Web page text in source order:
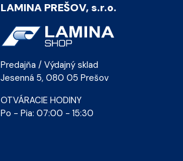
LAMINA PREŠOV, s.r.o.
Predajňa / Výdajný sklad
Jesenná 5, 080 05 Prešov
OTVÁRACIE HODINY
Po - Pia: 07:00 - 15:30